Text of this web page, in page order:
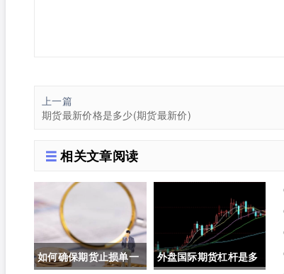
上一篇
期货最新价格是多少(期货最新价)
相关文章阅读
如何确保期货止损单一
外盘国际期货杠杆是多